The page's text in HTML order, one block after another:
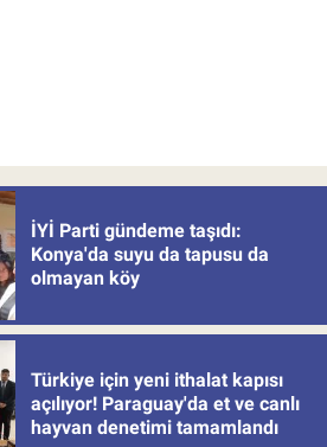
İYİ Parti gündeme taşıdı:
Konya'da suyu da tapusu da
olmayan köy
Türkiye için yeni ithalat kapısı
açılıyor! Paraguay'da et ve canlı
hayvan denetimi tamamlandı